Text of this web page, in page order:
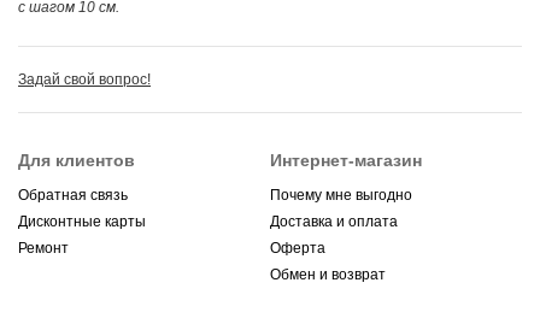
с шагом 10 см.
Задай свой вопрос!
Для клиентов
Обратная связь
Дисконтные карты
Ремонт
Интернет-магазин
Почему мне выгодно
Доставка и оплата
Оферта
Обмен и возврат